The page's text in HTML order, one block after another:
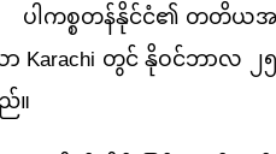
ကစ္စတန်နိုင်ငံ၏ တတိယအကြိမ်
ာ Karachi တွင် နိုဝင်ဘာလ
။